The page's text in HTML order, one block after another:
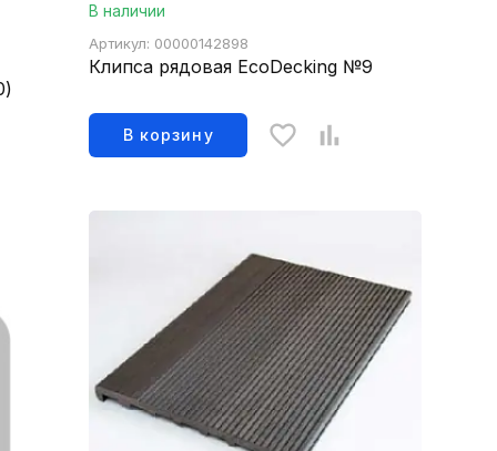
В наличии
Артикул: 00000142898
Клипса рядовая EcoDecking №9
В корзину